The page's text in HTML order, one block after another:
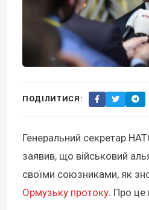
ПОДІЛИТИСЯ:
Генеральний секретар
заявив, що військовий
своїми союзниками, як
Ормузьку протоку. Про